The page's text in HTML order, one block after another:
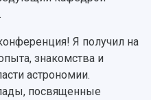
19
и грантов
учёный"
Я получил на
знакомства и
астрономии.
посвященные